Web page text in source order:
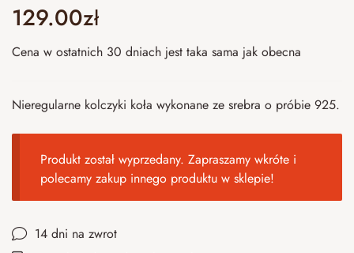
129.00zł
Cena w ostatnich 30 dniach jest taka sama jak obecna
Nieregularne kolczyki koła wykonane ze srebra o próbie 925.
Produkt został wyprzedany. Zapraszamy wkróte i
polecamy zakup innego produktu w sklepie!
14 dni na zwrot